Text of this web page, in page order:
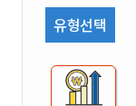
유형선택